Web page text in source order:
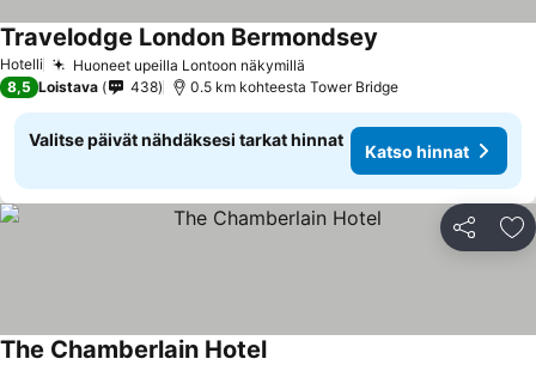
Hotelli Huoneet upeilla Lontoon näkymillä
Travelodge London Bermondsey
8,5 Loistava 438 0.5 km kohteesta Tower Bridge
Valitse päivät nähdäksesi tarkat hinnat
Katso hinnat
Jaa
The Chamberlain Hotel